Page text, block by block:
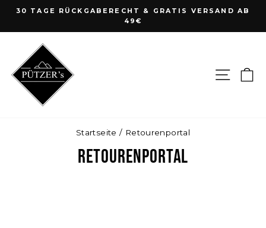
Direkt
Inhalt
Pause
30 TAGE RÜCKGABERECHT & GRATIS VERSAND AB
49€
Startseite / Retourenportal
Retourenportal